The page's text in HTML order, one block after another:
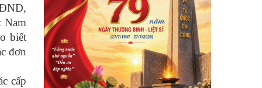
Nam
biết
đơn
cấp